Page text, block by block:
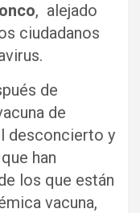
, alejado
ciudadanos
de
de
desconcierto y
han
los que están
vacuna,